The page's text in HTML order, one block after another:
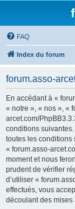
FAQ
Index du forum
forum.asso-
En accédant à «
« notre », « nos », «
arcet.com/
conditions
toutes les conditions
« forum.asso-
moment et nous
prudent de vérifier
d’utiliser «
effectués, vous
découlant des mises